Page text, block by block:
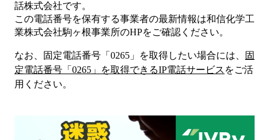
話株式会社です。
この電話番号を保有する事業者の最新情報は和信化学工
業株式会社駒ヶ根事業所のHPをご確認ください。
なお、固定電話番号「 0265 」を取得したい場合には、
固
定電話番号「 0265 」を取得できるIP電話サービス をご活
用ください。